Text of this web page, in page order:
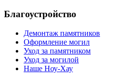
Благоустройство
Демонтаж памятников
Оформление могил
Уход за памятником
Уход за могилой
Наше Ноу-Хау